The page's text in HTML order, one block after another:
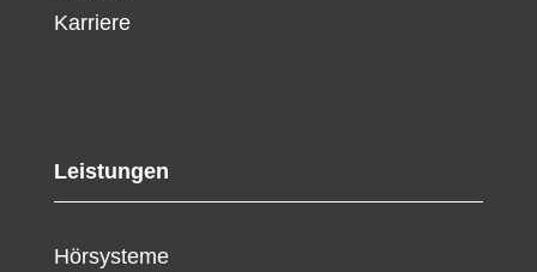
Karriere
Leistungen
Hörsysteme